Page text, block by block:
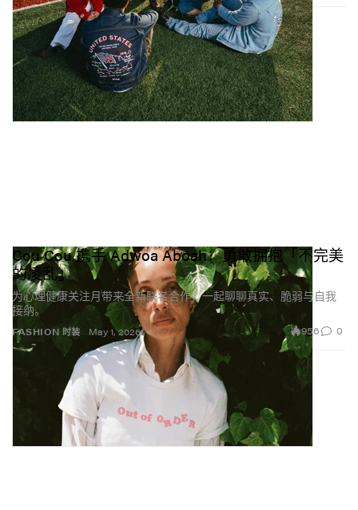
FASHION 时装
Cou Cou 携手 Adwoa Aboah：勇敢拥抱「不完美
的凌乱」
为心理健康关注月带来全新联名合作，一起聊聊真实、脆弱与自我
接纳。
May 1, 2026 956 0